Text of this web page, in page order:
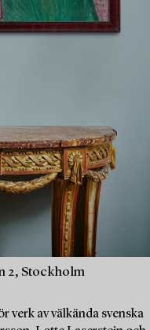
2, Stockholm
verk av välkända svenska